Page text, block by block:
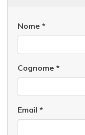
Nome *
Cognome *
Email *